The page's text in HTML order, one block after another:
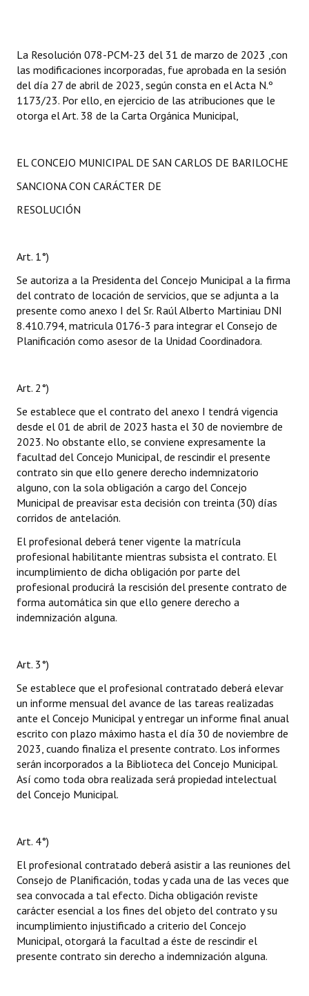
La Resolución 078-PCM-23 del 31 de marzo de 2023 ,con
las modificaciones incorporadas, fue aprobada en la sesión
del día 27 de abril de 2023, según consta en el Acta N.º
1173/23. Por ello, en ejercicio de las atribuciones que le
otorga el Art. 38 de la Carta Orgánica Municipal,
EL CONCEJO MUNICIPAL DE SAN CARLOS DE BARILOCHE
SANCIONA CON CARÁCTER DE
RESOLUCIÓN
Art. 1°)
Se autoriza a la Presidenta del Concejo Municipal a la firma
del contrato de locación de servicios, que se adjunta a la
presente como anexo I del Sr. Raúl Alberto Martiniau DNI
8.410.794, matricula 0176-3 para integrar el Consejo de
Planificación como asesor de la Unidad Coordinadora.
Art. 2°)
Se establece que el contrato del anexo I tendrá vigencia
desde el 01 de abril de 2023 hasta el 30 de noviembre de
2023. No obstante ello, se conviene expresamente la
facultad del Concejo Municipal, de rescindir el presente
contrato sin que ello genere derecho indemnizatorio
alguno, con la sola obligación a cargo del Concejo
Municipal de preavisar esta decisión con treinta (30) días
corridos de antelación.
El profesional deberá tener vigente la matrícula
profesional habilitante mientras subsista el contrato. El
incumplimiento de dicha obligación por parte del
profesional producirá la rescisión del presente contrato de
forma automática sin que ello genere derecho a
indemnización alguna.
Art. 3°)
Se establece que el profesional contratado deberá elevar
un informe mensual del avance de las tareas realizadas
ante el Concejo Municipal y entregar un informe final anual
escrito con plazo máximo hasta el día 30 de noviembre de
2023, cuando finaliza el presente contrato. Los informes
serán incorporados a la Biblioteca del Concejo Municipal.
Así como toda obra realizada será propiedad intelectual
del Concejo Municipal.
Art. 4°)
El profesional contratado deberá asistir a las reuniones del
Consejo de Planificación, todas y cada una de las veces que
sea convocada a tal efecto. Dicha obligación reviste
carácter esencial a los fines del objeto del contrato y su
incumplimiento injustificado a criterio del Concejo
Municipal, otorgará la facultad a éste de rescindir el
presente contrato sin derecho a indemnización alguna.